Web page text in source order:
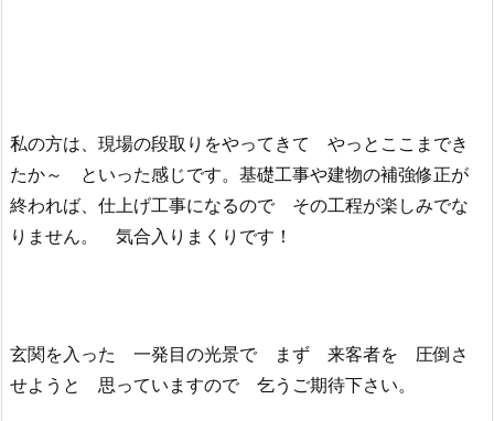
私の方は、現場の段取りをやってきて やっとここまでき
たか～ といった感じです。基礎工事や建物の補強修正が
終われば、仕上げ工事になるので その工程が楽しみでな
りません。 気合入りまくりです！
玄関を入った 一発目の光景で まず 来客者を 圧倒さ
せようと 思っていますので 乞うご期待下さい。